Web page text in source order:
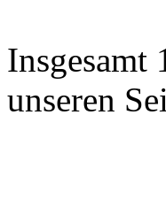
Insgesamt
unseren